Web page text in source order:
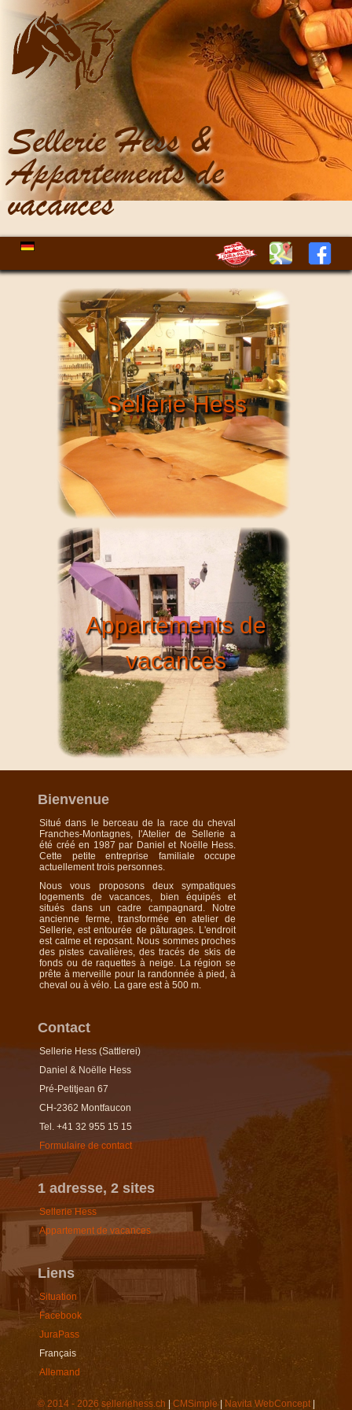
Sellerie Hess &
Appartements de
vacances
Sellerie Hess
Appartements de
vacances
Bienvenue
Situé dans le berceau de la race du cheval
Franches-Montagnes, l'Atelier de Sellerie a
été créé en 1987 par Daniel et Noëlle Hess.
Cette petite entreprise familiale occupe
actuellement trois personnes.
Nous vous proposons deux sympatiques
logements de vacances, bien équipés et
situés dans un cadre campagnard. Notre
ancienne ferme, transformée en atelier de
Sellerie, est entourée de pâturages. L'endroit
est calme et reposant. Nous sommes proches
des pistes cavalières, des tracés de skis de
fonds ou de raquettes à neige. La région se
prête à merveille pour la randonnée à pied, à
cheval ou à vélo. La gare est à 500 m.
Contact
Sellerie Hess (Sattlerei)
Daniel & Noëlle Hess
Pré-Petitjean 67
CH-2362 Montfaucon
Tel. +41 32 955 15 15
Formulaire de contact
1 adresse, 2 sites
Sellerie Hess
Appartement de vacances
Liens
Situation
Facebook
JuraPass
Français
Allemand
© 2014 - 2026 selleriehess.ch CMSimple| Navita WebConcept|